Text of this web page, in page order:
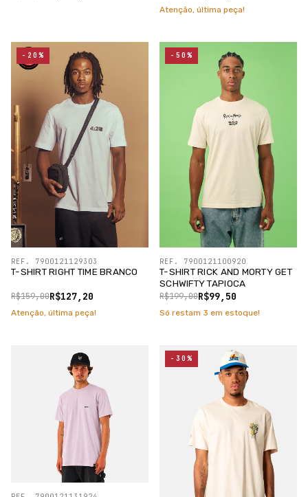
Atenção, última peça!
T-SHIRT RIGHT TIME BRANCO
R$127,20
R$159,00
REF. 7900121129303
-20%
Atenção, última peça!
T-SHIRT RICK AND MORTY GET
SCHWIFTY TAPIOCA
R$99,50
R$199,00
REF. 7900121100920
-50%
Só restam 3 em estoque!
-30%